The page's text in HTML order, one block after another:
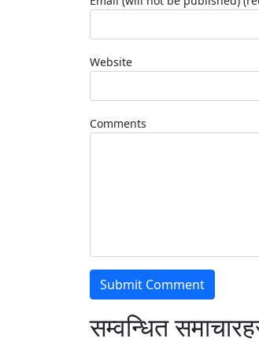
Website
Comments
सम्वन्धित